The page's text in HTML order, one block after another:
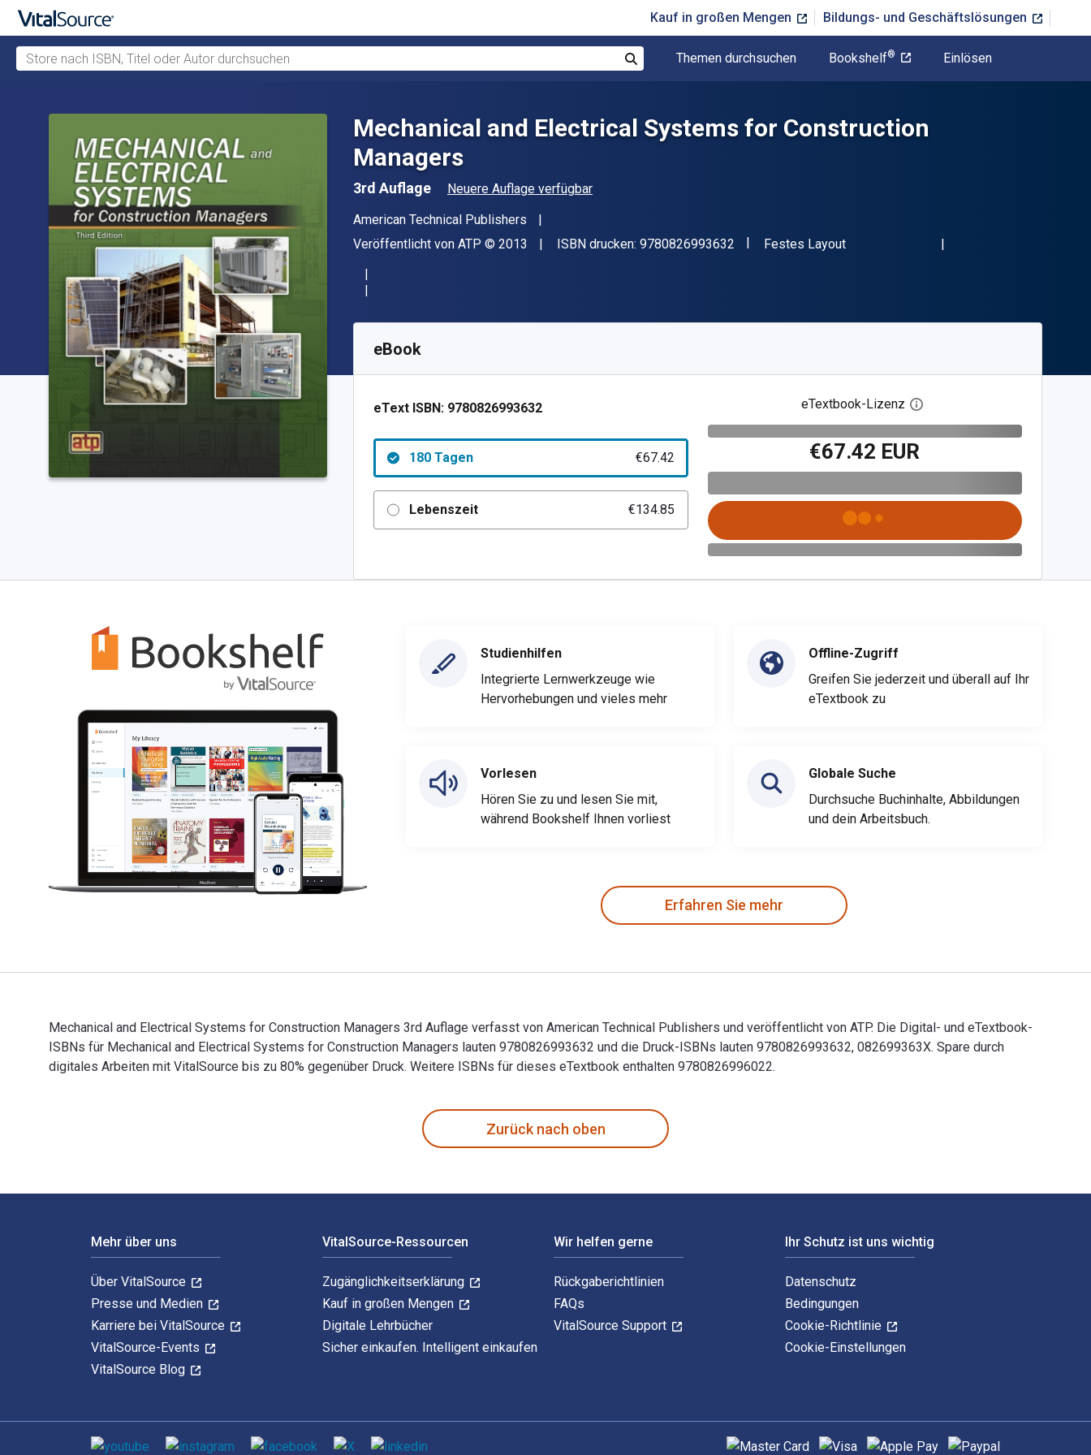
Kauf in großen Mengen Bildungs- und Geschäftslösungen
Store nach ISBN, Titel oder Autor durchsuchen
Themen durchsuchen Bookshelf® Einlösen
Mechanical and Electrical Systems for Construction
Managers
3rd Auflage
Neuere Auflage verfügbar
Autor(en)
American Technical Publishers
Verleger
Veröffentlicht von ATP Copyright
© 2013 ISBN drucken: 9780826993632 "ISBN-13 9780826993632"
Format
Festes Layout
SKU:
eBook
eText ISBN: 9780826993632
180 Tagen €67.42
Lebenszeit €134.85
eTextbook-Lizenz Digitalen Lizenzdialog öffnen
€67.42 EUR
Studienhilfen
Integrierte Lernwerkzeuge wie
Hervorhebungen und vieles mehr
Vorlesen
Hören Sie zu und lesen Sie mit,
während Bookshelf Ihnen vorliest
Offline-Zugriff
Greifen Sie jederzeit und überall auf Ihr
eTextbook zu
Globale Suche
Durchsuche Buchinhalte, Abbildungen
und dein Arbeitsbuch.
Erfahren Sie mehr
Mechanical and Electrical Systems for Construction Managers 3rd Auflage verfasst von American Technical Publishers und veröffentlicht von ATP. Die Digital- und eTextbook-
ISBNs für Mechanical and Electrical Systems for Construction Managers lauten 9780826993632 und die Druck-ISBNs lauten 9780826993632, 082699363X. Spare durch
digitales Arbeiten mit VitalSource bis zu 80% gegenüber Druck. Weitere ISBNs für dieses eTextbook enthalten 9780826996022.
Zurück nach oben
Mehr über uns
Über VitalSource
Presse und Medien
Karriere bei VitalSource
VitalSource-Events
VitalSource Blog
VitalSource-Ressourcen
Zugänglichkeitserklärung
Kauf in großen Mengen
Digitale Lehrbücher
Sicher einkaufen. Intelligent einkaufen
Wir helfen gerne
Rückgaberichtlinien
FAQs
VitalSource Support
Ihr Schutz ist uns wichtig
Datenschutz
Bedingungen
Cookie-Richtlinie
Cookie-Einstellungen
Sozialen Medien Unterstützte Zahlungsmethoden